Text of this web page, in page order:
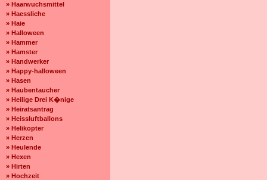
» Haarwuchsmittel
» Haessliche
» Haie
» Halloween
» Hammer
» Hamster
» Handwerker
» Happy-halloween
» Hasen
» Haubentaucher
» Heilige Drei K�nige
» Heiratsantrag
» Heissluftballons
» Helikopter
» Herzen
» Heulende
» Hexen
» Hirten
» Hochzeit